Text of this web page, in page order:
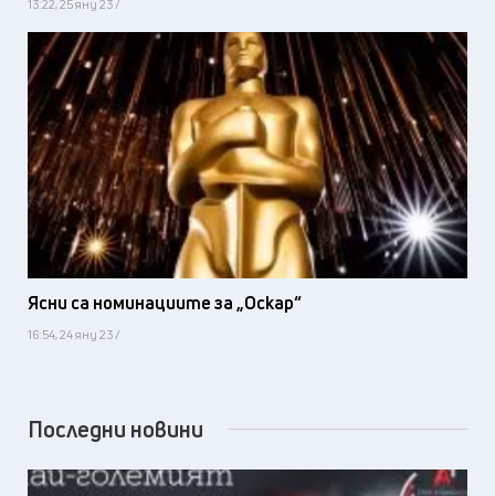
13:22, 25 яну 23 /
Ясни са номинациите за „Оскар“
16:54, 24 яну 23 /
Последни новини